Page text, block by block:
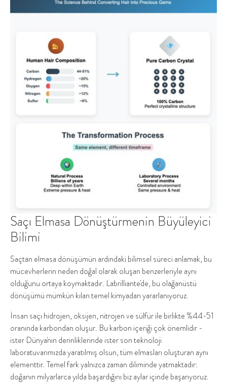
Saçı Elmasa Dönüştürmenin Büyüleyici
Bilimi
Saçtan elmasa dönüşümün ardındaki bilimsel süreci anlamak, bu
mücevherlerin neden doğal olarak oluşan benzerleriyle aynı
olduğunu ortaya koymaktadır. Labrilliante'de, bu olağanüstü
dönüşümü mümkün kılan temel kimyadan yararlanıyoruz.
İnsan saçı hidrojen, oksijen, nitrojen ve sülfür ile birlikte %44-51
oranında karbondan oluşur. Bu karbon içeriği çok önemlidir -
ister Dünya'nın derinliklerinde ister son teknoloji
laboratuvarımızda yaratılmış olsun, tüm elmasları oluşturan aynı
elementtir. Temel fark yalnızca zaman diliminde yatmaktadır:
doğanın milyarlarca yılda başardığını biz aylar içinde başarıyoruz.